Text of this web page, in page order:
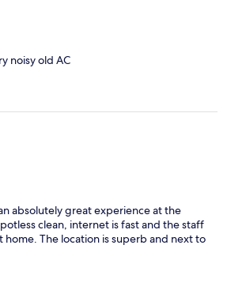
noisy old AC
absolutely great experience at the
clean, internet is fast and the staff
home. The location is superb and next to